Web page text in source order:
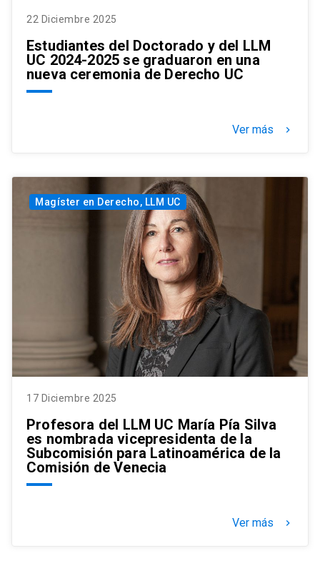
22 Diciembre 2025
Estudiantes del Doctorado y del LLM
UC 2024-2025 se graduaron en una
nueva ceremonia de Derecho UC
Ver más keyboard_arrow_right
Magíster en Derecho, LLM UC
17 Diciembre 2025
Profesora del LLM UC María Pía Silva
es nombrada vicepresidenta de la
Subcomisión para Latinoamérica de la
Comisión de Venecia
Ver más keyboard_arrow_right